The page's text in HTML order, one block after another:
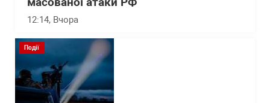
12:14, Вчора
Події